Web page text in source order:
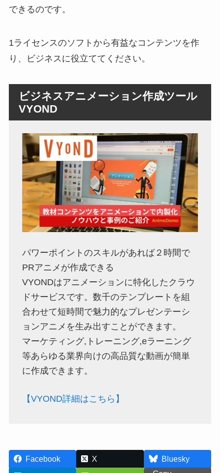
できるのです。
1ライセンスのソフトから有益なコンテンツを作
り、ビジネスに役立ててください。
ビジネスアニメーション作成ツール
VYOND
パワーポイントのスキルがあれば２時間で
PRアニメが作成できる
VYONDはアニメーションに特化したクラウ
ドサービスです。数千のテンプレートを組
合わせて短時間で魅力的なプレゼンテーシ
ョンアニメを生み出すことができます。
マーケティング,トレーニング,eラーニング
等あらゆる業界向けの高品質な動画が簡単
に作成できます。
【VYOND詳細はこちら】
Facebook X
Bluesky